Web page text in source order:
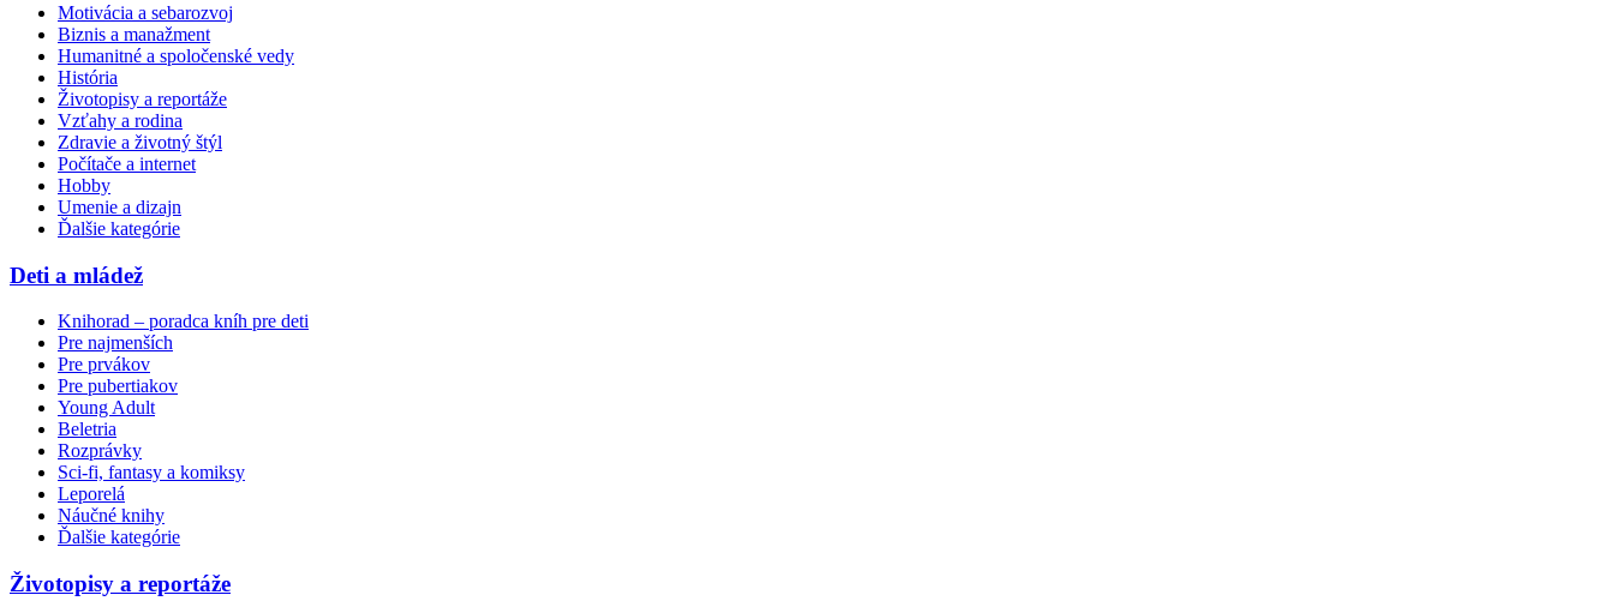
Motivácia a sebarozvoj
Biznis a manažment
Humanitné a spoločenské vedy
História
Životopisy a reportáže
Vzťahy a rodina
Zdravie a životný štýl
Počítače a internet
Hobby
Umenie a dizajn
Ďalšie kategórie
Deti a mládež
Knihorad – poradca kníh pre deti
Pre najmenších
Pre prvákov
Pre pubertiakov
Young Adult
Beletria
Rozprávky
Sci-fi, fantasy a komiksy
Leporelá
Náučné knihy
Ďalšie kategórie
Životopisy a reportáže